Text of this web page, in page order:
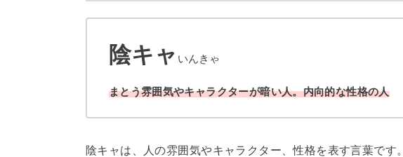
陰キャ いんきゃ
まとう雰囲気やキャラクターが暗い人。内向的な性格の人
陰キャは、人の雰囲気やキャラクター、性格を表す言葉です。